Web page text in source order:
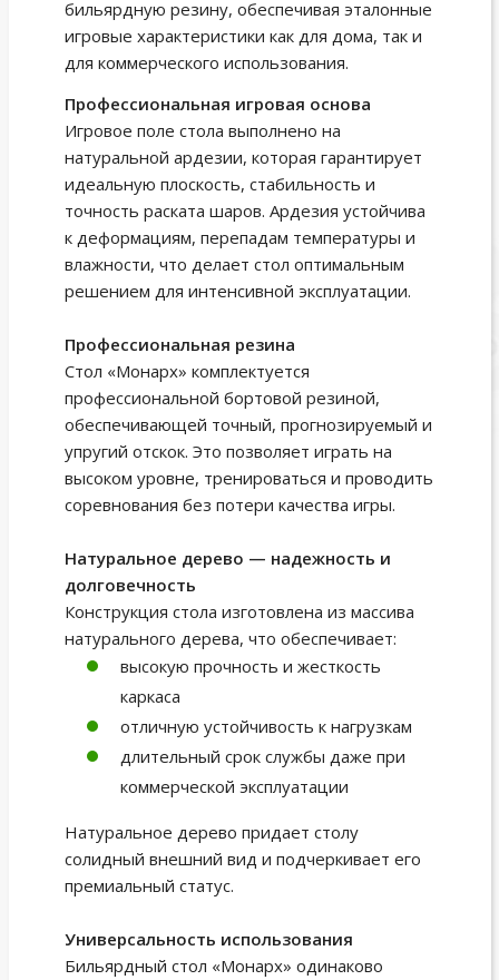
бильярдную резину, обеспечивая эталонные
игровые характеристики как для дома, так и
для коммерческого использования.
Профессиональная игровая основа
Игровое поле стола выполнено на
натуральной ардезии, которая гарантирует
идеальную плоскость, стабильность и
точность раската шаров. Ардезия устойчива
к деформациям, перепадам температуры и
влажности, что делает стол оптимальным
решением для интенсивной эксплуатации.
Профессиональная резина
Стол «Монарх» комплектуется
профессиональной бортовой резиной,
обеспечивающей точный, прогнозируемый и
упругий отскок. Это позволяет играть на
высоком уровне, тренироваться и проводить
соревнования без потери качества игры.
Натуральное дерево — надежность и
долговечность
Конструкция стола изготовлена из массива
натурального дерева, что обеспечивает:
высокую прочность и жесткость
каркаса
отличную устойчивость к нагрузкам
длительный срок службы даже при
коммерческой эксплуатации
Натуральное дерево придает столу
солидный внешний вид и подчеркивает его
премиальный статус.
Универсальность использования
Бильярдный стол «Монарх» одинаково